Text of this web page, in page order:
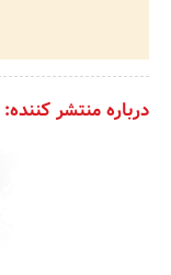
درباره منتشر کننده: